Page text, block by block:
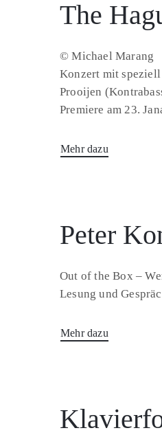
The
© Michael Marang
Konzert mit
Prooijen
Premiere am 23.
Mehr dazu
Peter
Out of the Box –
Lesung und
Mehr dazu